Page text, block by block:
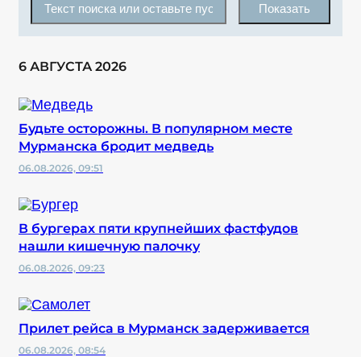
Показать
6 АВГУСТА 2026
Будьте осторожны. В популярном месте
Мурманска бродит медведь
06.08.2026, 09:51
В бургерах пяти крупнейших фастфудов
нашли кишечную палочку
06.08.2026, 09:23
Прилет рейса в Мурманск задерживается
06.08.2026, 08:54